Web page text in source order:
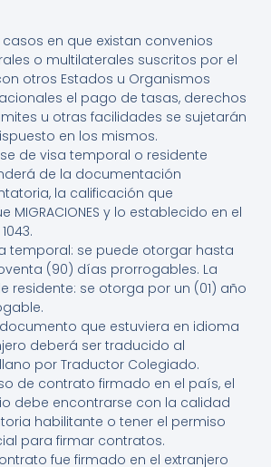
casos en que existan convenios
o multilaterales suscritos por el
otros Estados u Organismos
el pago de tasas, derechos
u otras facilidades se sujetarán
en los mismos.
de visa temporal o residente
de la documentación
la calificación que
MIGRACIONES y lo establecido en el
temporal: se puede otorgar hasta
(90) días prorrogables. La
residente: se otorga por un (01) año
que estuviera en idioma
deberá ser traducido al
por Traductor Colegiado.
de contrato firmado en el país, el
debe encontrarse con la calidad
habilitante o tener el permiso
para firmar contratos.
fue firmado en el extranjero